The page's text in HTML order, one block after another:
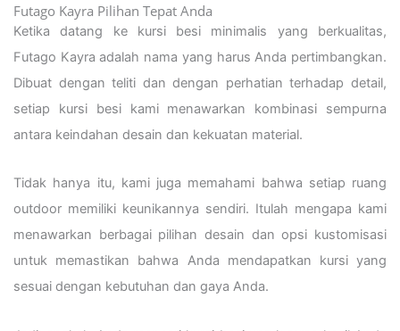
Futago Kayra Pilihan Tepat Anda
Ketika datang ke kursi besi minimalis yang berkualitas,
Futago Kayra adalah nama yang harus Anda pertimbangkan.
Dibuat dengan teliti dan dengan perhatian terhadap detail,
setiap kursi besi kami menawarkan kombinasi sempurna
antara keindahan desain dan kekuatan material.
Tidak hanya itu, kami juga memahami bahwa setiap ruang
outdoor memiliki keunikannya sendiri. Itulah mengapa kami
menawarkan berbagai pilihan desain dan opsi kustomisasi
untuk memastikan bahwa Anda mendapatkan kursi yang
sesuai dengan kebutuhan dan gaya Anda.